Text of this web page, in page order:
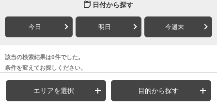
日付から探す
今日 明日 今週末
該当の検索結果は0件でした。
条件を変えてお探しください。
エリアを選択 目的から探す